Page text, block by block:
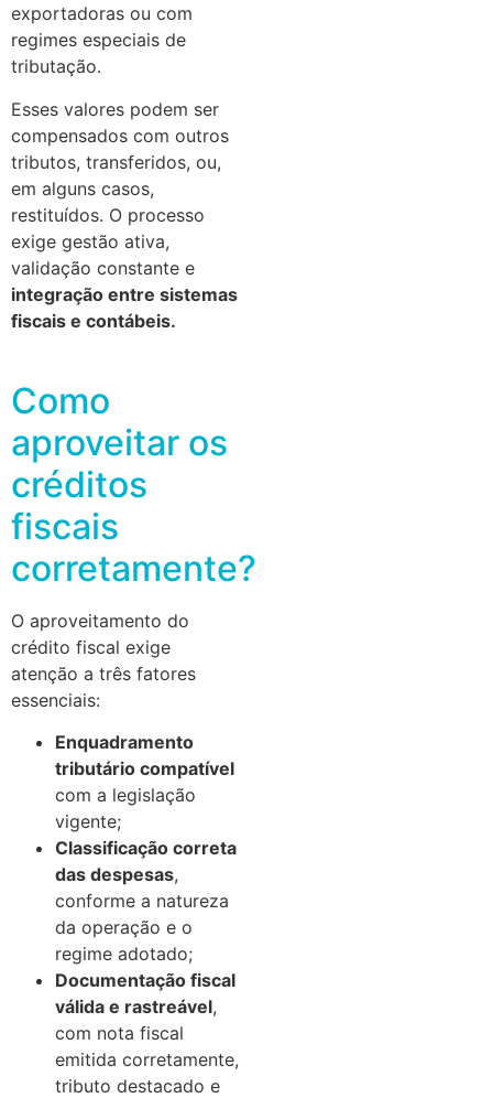
exportadoras ou com
regimes especiais de
tributação.
Esses valores podem ser
compensados com outros
tributos, transferidos, ou,
em alguns casos,
restituídos. O processo
exige gestão ativa,
validação constante e
integração entre sistemas
fiscais e contábeis.
Como
aproveitar os
créditos
fiscais
corretamente?
O aproveitamento do
crédito fiscal exige
atenção a três fatores
essenciais:
Enquadramento
tributário compatível
com a legislação
vigente;
Classificação correta
das despesas,
conforme a natureza
da operação e o
regime adotado;
Documentação fiscal
válida e rastreável,
com nota fiscal
emitida corretamente,
tributo destacado e